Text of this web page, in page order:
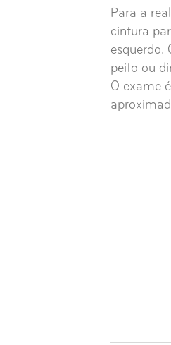
Para a
cintura
esquerdo.
peito ou
O exame